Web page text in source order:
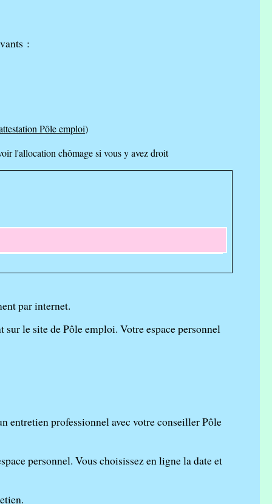
:
Pôle emploi)
l'allocation chômage si vous y avez droit
par internet.
le site de Pôle emploi. Votre espace personnel
entretien professionnel avec votre conseiller Pôle
personnel. Vous choisissez en ligne la date et